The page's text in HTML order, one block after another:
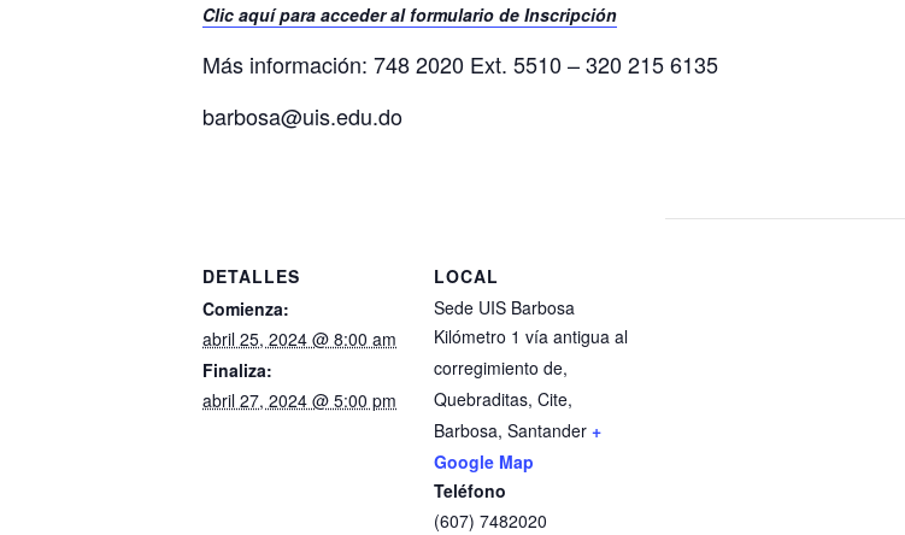
Clic aquí para acceder al formulario de Inscripción
Más información: 748 2020 Ext. 5510 – 320 215 6135
barbosa@uis.edu.do
DETALLES
Comienza:
abril 25, 2024 @ 8:00 am
Finaliza:
abril 27, 2024 @ 5:00 pm
LOCAL
Sede UIS Barbosa
Kilómetro 1 vía antigua al
corregimiento de,
Quebraditas, Cite,
Barbosa, Santander +
Google Map
Teléfono
(607) 7482020